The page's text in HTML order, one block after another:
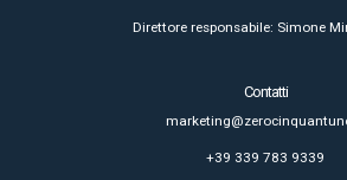
Direttore responsabile: Simone
Contatti
+39 339 783 9339